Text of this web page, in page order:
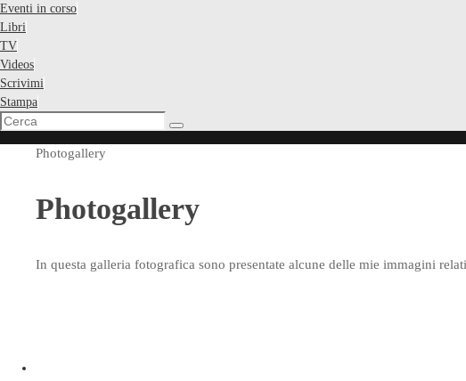
Eventi in corso
Libri
TV
Videos
Scrivimi
Stampa
Cerca:
Cerca
Home
Photogallery
Photogallery
In questa galleria fotografica sono presentate alcune delle mie immagini